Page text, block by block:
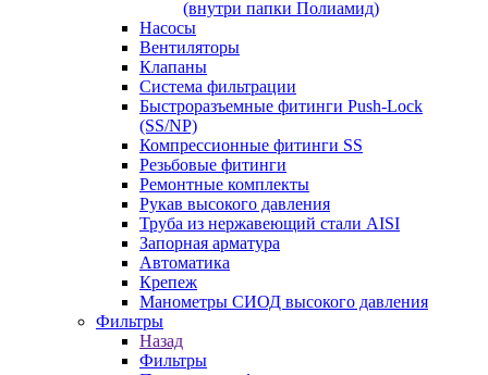
(внутри папки Полиамид)
Насосы
Вентиляторы
Клапаны
Система фильтрации
Быстроразъемные фитинги Push-Lock
(SS/NP)
Компрессионные фитинги SS
Резьбовые фитинги
Ремонтные комплекты
Рукав высокого давления
Труба из нержавеющий стали AISI
Запорная арматура
Автоматика
Крепеж
Манометры СИОД высокого давления
Фильтры
Назад
Фильтры